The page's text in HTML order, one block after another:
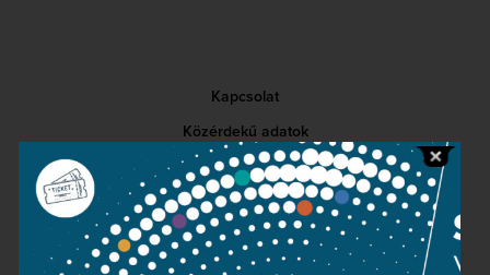
Kapcsolat
Közérdekű adatok
Sajtószoba
Adatvédelem
Impresszum